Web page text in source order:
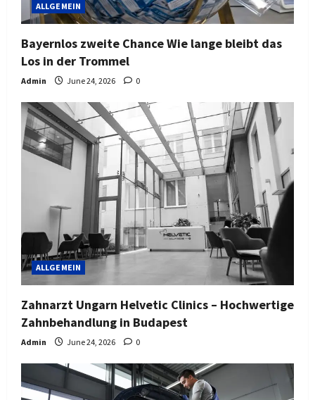
ALLGEMEIN
Bayernlos zweite Chance Wie lange bleibt das
Los in der Trommel
Admin June 24, 2026 0
ALLGEMEIN
Zahnarzt Ungarn Helvetic Clinics – Hochwertige
Zahnbehandlung in Budapest
Admin June 24, 2026 0